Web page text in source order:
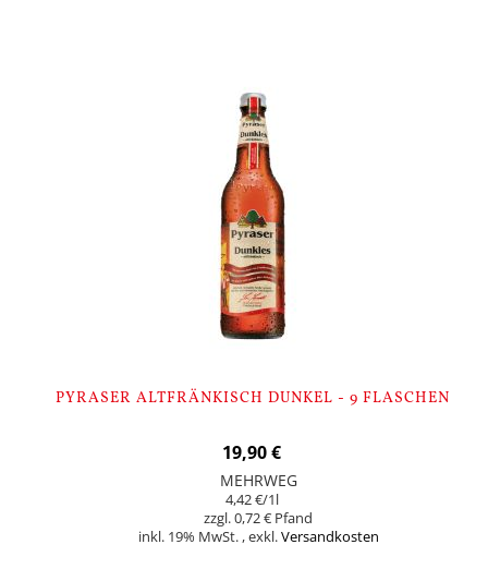
PYRASER ALTFRÄNKISCH DUNKEL - 9 FLASCHEN
19,90 €
MEHRWEG
4,42 €/1l
0,72 €
inkl. 19% MwSt. ,exkl.Versandkosten